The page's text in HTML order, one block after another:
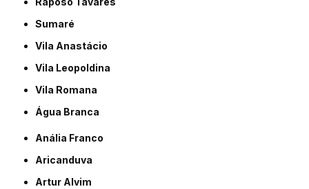
Sumaré
Vila Anastácio
Vila Leopoldina
Vila Romana
Água Branca
Anália Franco
Aricanduva
Artur Alvim